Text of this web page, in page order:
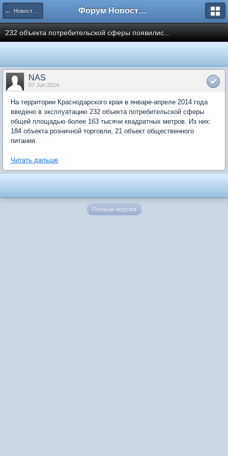
← Новости рынка недвижимости Форум Новостройки
232 объекта потребительской сферы появилис...
NAS
07 Jun 2014
На территории Краснодарского края в январе-апреле 2014 года
введено в эксплуатацию 232 объекта потребительской сферы
общей площадью более 163 тысячи квадратных метров. Из них:
184 объекта розничной торговли, 21 объект общественного
питания.
Читать дальше
Полная версия